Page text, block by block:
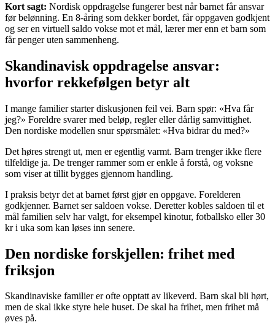
Kort sagt: Nordisk oppdragelse fungerer best når barnet får ansvar
før belønning. En 8-åring som dekker bordet, får oppgaven godkjent
og ser en virtuell saldo vokse mot et mål, lærer mer enn et barn som
får penger uten sammenheng.
Skandinavisk oppdragelse ansvar:
hvorfor rekkefølgen betyr alt
I mange familier starter diskusjonen feil vei. Barn spør: «Hva får
jeg?» Foreldre svarer med beløp, regler eller dårlig samvittighet.
Den nordiske modellen snur spørsmålet: «Hva bidrar du med?»
Det høres strengt ut, men er egentlig varmt. Barn trenger ikke flere
tilfeldige ja. De trenger rammer som er enkle å forstå, og voksne
som viser at tillit bygges gjennom handling.
I praksis betyr det at barnet først gjør en oppgave. Forelderen
godkjenner. Barnet ser saldoen vokse. Deretter kobles saldoen til et
mål familien selv har valgt, for eksempel kinotur, fotballsko eller 30
kr i uka som kan løses inn senere.
Den nordiske forskjellen: frihet med
friksjon
Skandinaviske familier er ofte opptatt av likeverd. Barn skal bli hørt,
men de skal ikke styre hele huset. De skal ha frihet, men frihet må
øves på.